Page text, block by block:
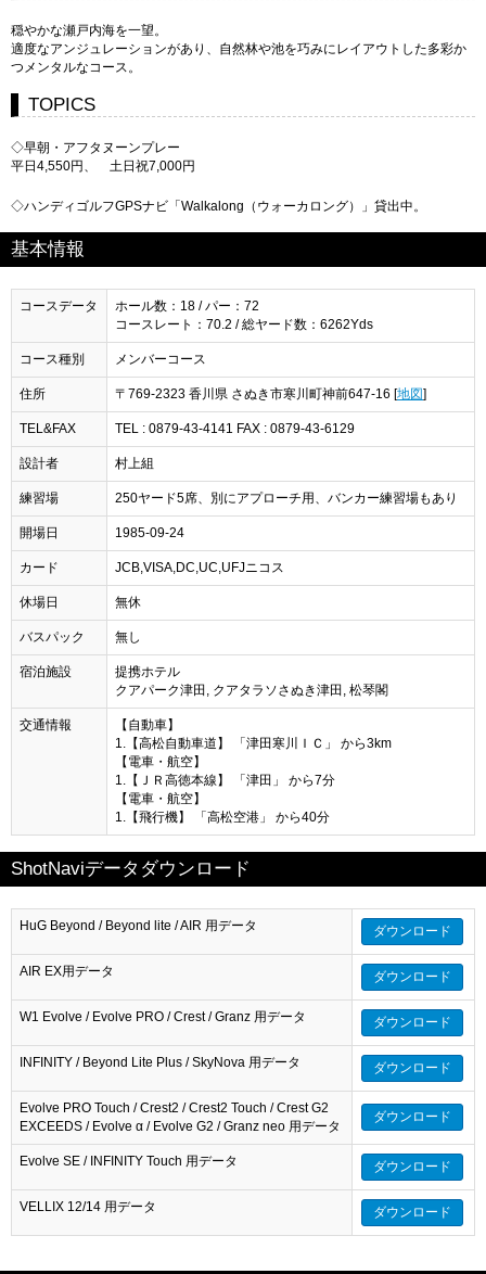
穏やかな瀬戸内海を一望。
適度なアンジュレーションがあり、自然林や池を巧みにレイアウトした多彩か
つメンタルなコース。
TOPICS
◇早朝・アフタヌーンプレー
平日4,550円、 土日祝7,000円
◇ハンディゴルフGPSナビ「Walkalong（ウォーカロング）」貸出中。
基本情報
コースデータ
ホール数：18 / パー：72
コースレート：70.2 / 総ヤード数：6262Yds
コース種別 メンバーコース
住所 〒769-2323 香川県 さぬき市寒川町神前647-16 [地図]
TEL&FAX TEL : 0879-43-4141 FAX : 0879-43-6129
設計者 村上組
練習場 250ヤード5席、別にアプローチ用、バンカー練習場もあり
開場日 1985-09-24
カード JCB,VISA,DC,UC,UFJニコス
休場日 無休
バスパック 無し
宿泊施設
提携ホテル
クアパーク津田, クアタラソさぬき津田, 松琴閣
交通情報
【自動車】
1.【高松自動車道】 「津田寒川ＩＣ」 から3km
【電車・航空】
1.【ＪＲ高徳本線】 「津田」 から7分
【電車・航空】
1.【飛行機】 「高松空港」 から40分
ShotNaviデータダウンロード
HuG Beyond / Beyond lite / AIR 用データ ダウンロード
AIR EX用データ ダウンロード
W1 Evolve / Evolve PRO / Crest / Granz 用データ ダウンロード
INFINITY / Beyond Lite Plus / SkyNova 用データ ダウンロード
Evolve PRO Touch / Crest2 / Crest2 Touch / Crest G2
EXCEEDS / Evolve α / Evolve G2 / Granz neo 用データ
ダウンロード
Evolve SE / INFINITY Touch 用データ ダウンロード
VELLIX 12/14 用データ ダウンロード